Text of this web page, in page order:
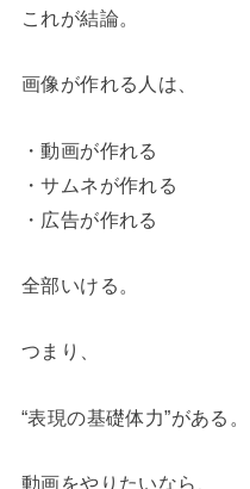
これが結論。
画像が作れる人は、
・動画が作れる
・サムネが作れる
・広告が作れる
全部いける。
つまり、
“表現の基礎体力”がある。
動画をやりたいなら、